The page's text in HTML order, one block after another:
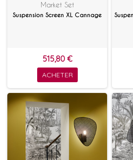
Market Set
Suspension Screen XL Cannage
515,80 €
ACHETER